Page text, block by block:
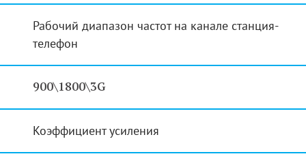
Рабочий диапазон частот на канале станция-
телефон
900\1800\3G
Коэффициент усиления